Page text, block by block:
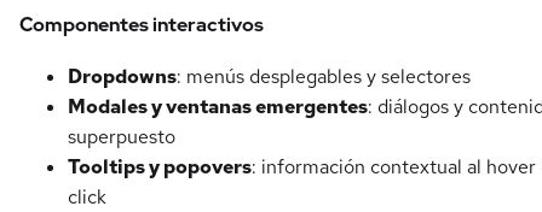
Componentes interactivos
Dropdowns: menús desplegables y selectores
Modales y ventanas emergentes: diálogos y
superpuesto
Tooltips y popovers: información contextual al hover
click